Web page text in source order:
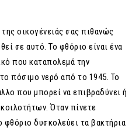
οικογένειάς σας πιθανώς
σε αυτό. Το φθόριο είναι ένα
που καταπολεμά την
πόσιμο νερό από το 1945. Το
που μπορεί να επιβραδύνει ή
Όταν πίνετε
δυσκολεύει τα βακτήρια